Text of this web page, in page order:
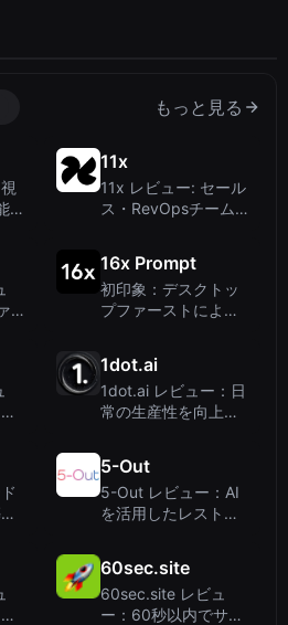
もっと見る
を
11x
11x レビュー: セール
ス・RevOpsチーム
16x Prompt
初印象：デスクトッ
プファーストによる
チ
1dot.ai
1dot.ai レビュー：日
常の生産性を向上さ
5-Out
5-Out レビュー：AI
を活用したレストラ
60sec.site
60sec.site レビュ
ー：60秒以内でサイ